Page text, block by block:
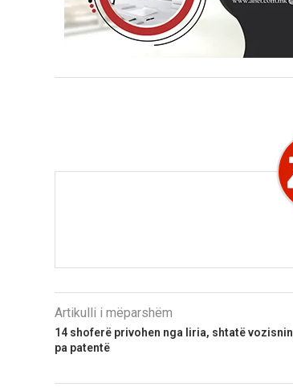
Artikulli i mëparshëm
14 shoferë privohen nga liria, shtatë vozisnin
pa patentë